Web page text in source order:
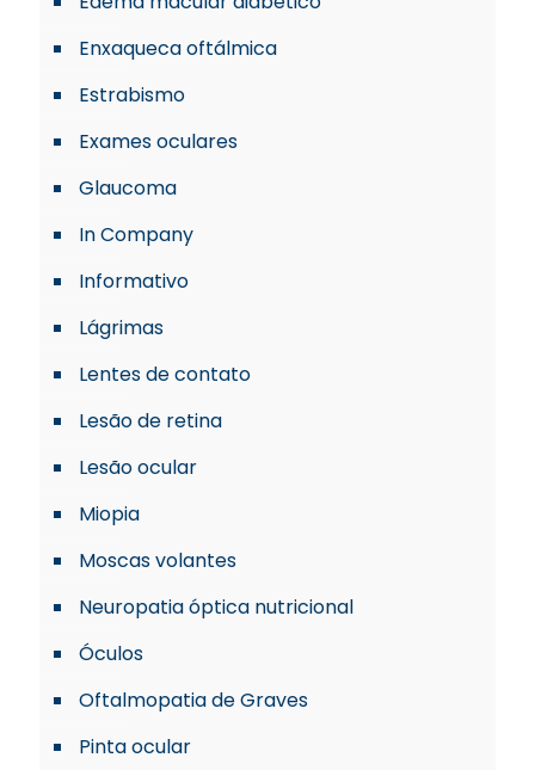
Enxaqueca oftálmica
Estrabismo
Exames oculares
Glaucoma
In Company
Informativo
Lágrimas
Lentes de contato
Lesão de retina
Lesão ocular
Miopia
Moscas volantes
Neuropatia óptica nutricional
Óculos
Oftalmopatia de Graves
Pinta ocular